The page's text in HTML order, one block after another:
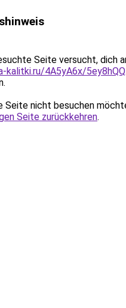
Seite versucht, dich
4A5yA6x/
Seite nicht besuchen
Seite zurückkehren.